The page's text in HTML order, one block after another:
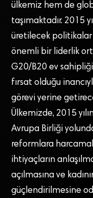
ülkemiz hem de
taşımaktadır. 2015
üretilecek politikalar
önemli bir liderlik
G20/B20 ev
fırsat olduğu
görevi yerine
Ülkemizde, 2015
Avrupa Birliği
reformlara
ihtiyaçların
açılmasına ve
güçlendirilmesine